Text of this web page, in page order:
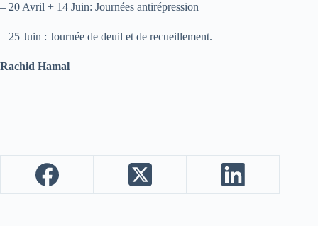
– 20 Avril + 14 Juin: Journées antirépression
– 25 Juin : Journée de deuil et de recueillement.
Rachid Hamal